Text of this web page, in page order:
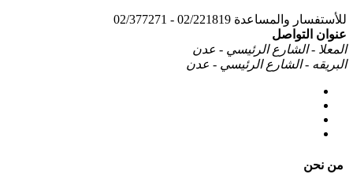
للأستفسار والمساعدة 02/221819 - 02/377271
عنوان التواصل
المعلا - الشارع الرئيسي - عدن
البريقه - الشارع الرئيسي - عدن
من نحن